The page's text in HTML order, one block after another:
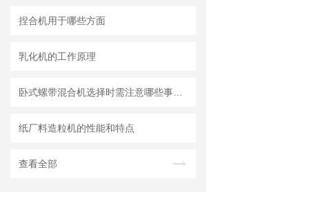
捏合机用于哪些方面
乳化机的工作原理
纸厂料造粒机的性能和特点
查看全部